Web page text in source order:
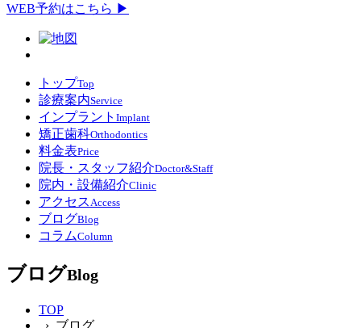
WEB予約はこちら ▶
トップTop
診療案内Service
インプラント Implant
矯正歯科Orthodontics
料金表Price
院長・スタッフ紹介Doctor&Staff
院内・設備紹介Clinic
アクセス Access
ブログBlog
コラムColumn
ブログBlog
TOP
› ブログ